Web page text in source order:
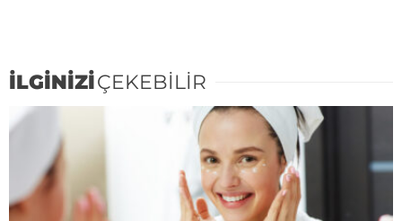
İLGİNİZİÇEKEBİLİR